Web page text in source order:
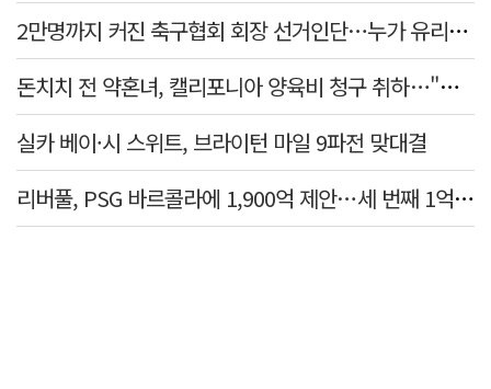
2만명까지 커진 축구협회 회장 선거인단…누가 유리할까
돈치치 전 약혼녀, 캘리포니아 양육비 청구 취하…"합의로 해결"
실카 베이·시 스위트, 브라이턴 마일 9파전 맞대결
리버풀, PSG 바르콜라에 1,900억 제안…세 번째 1억 파운드 영입 추진